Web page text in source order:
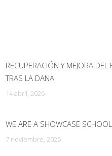
RECUPERACIÓN Y MEJORA
TRAS LA DANA
14 abril, 2026
WE ARE A SHOWCASE SCHOOL
7 noviembre, 2025